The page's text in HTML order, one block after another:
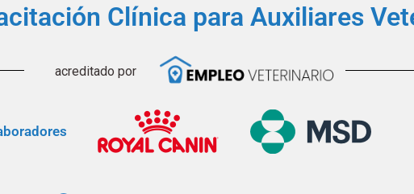
Clínica para Auxiliares
acreditado por